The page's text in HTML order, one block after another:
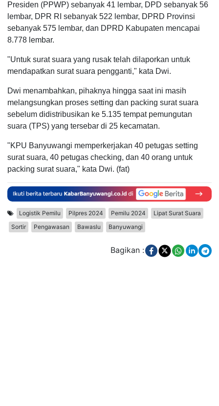
Presiden (PPWP) sebanyak 41 lembar, DPD sebanyak 56
lembar, DPR RI sebanyak 522 lembar, DPRD Provinsi
sebanyak 575 lembar, dan DPRD Kabupaten mencapai
8.778 lembar.
"Untuk surat suara yang rusak telah dilaporkan untuk
mendapatkan surat suara pengganti," kata Dwi.
Dwi menambahkan, pihaknya hingga saat ini masih
melangsungkan proses setting dan packing surat suara
sebelum didistribusikan ke 5.135 tempat pemungutan
suara (TPS) yang tersebar di 25 kecamatan.
"KPU Banyuwangi memperkerjakan 40 petugas setting
surat suara, 40 petugas checking, dan 40 orang untuk
packing surat suara," kata Dwi. (fat)
Logistik Pemilu Pilpres 2024 Pemilu 2024
Lipat Surat Suara
Sortir
Pengawasan Bawaslu Banyuwangi
Bagikan :